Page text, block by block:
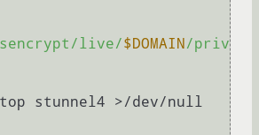
live/$DOMAIN/priv